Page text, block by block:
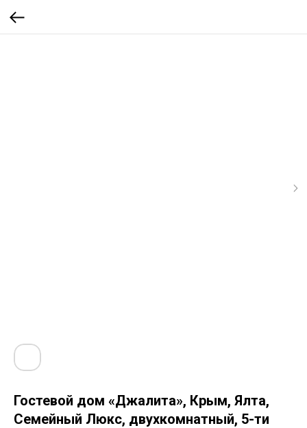
Гостевой дом «Джалита», Крым, Ялта,
Семейный Люкс, двухкомнатный, 5-ти